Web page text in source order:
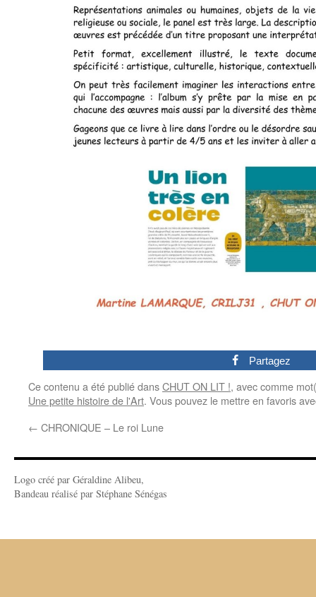
Partagez
Ce contenu a été publié dansCHUT ON LIT !, avec comme
Une petite histoire de l'Art. Vous pouvez le mettre en favoris
← CHRONIQUE – Le roi Lune
Logo créé par Géraldine Alibeu,
Bandeau réalisé par Stéphane Sénégas